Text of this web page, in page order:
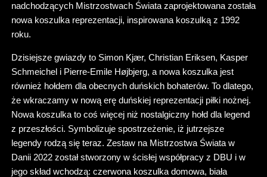
nadchodzących Mistrzostwach Świata zaprojektowana została
nowa koszulka reprezentacji, inspirowana koszulką z 1992
roku.
Dzisiejsze gwiazdy to Simon Kjær, Christian Eriksen, Kasper
Schmeichel i Pierre-Emile Højbjerg, a nowa koszulka jest
również hołdem dla obecnych duńskich bohaterów. To dlatego,
że wkraczamy w nową erę duńskiej reprezentacji piłki nożnej.
Nowa koszulka to coś więcej niż nostalgiczny hołd dla legend
z przeszłości. Symbolizuje spostrzeżenie, iż jutrzejsze
legendy rodzą się teraz. Zestaw na Mistrzostwa Świata w
Danii 2022 został stworzony w ścisłej współpracy z DBU i w
jego skład wchodzą: czerwona koszulka domowa, biała